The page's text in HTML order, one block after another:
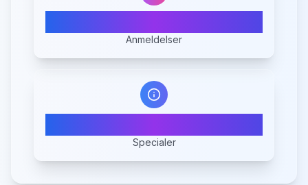
Anmeldelser
Specialer